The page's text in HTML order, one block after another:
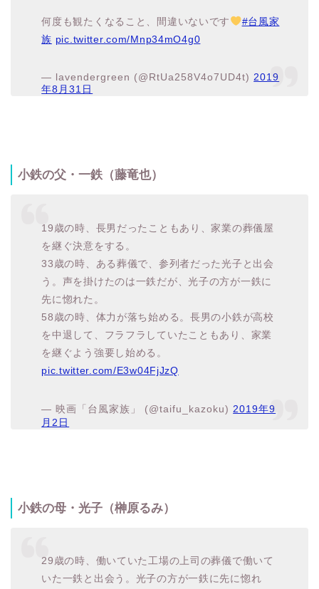
何度も観たくなること、間違いないです
#台風家
族 pic.twitter.com/Mnp34mO4g0
— lavendergreen (@RtUa258V4o7UD4t) 2019
年8月31日
小鉄の父・一鉄（藤竜也）
19歳の時、長男だったこともあり、家業の葬儀屋
を継ぐ決意をする。
33歳の時、ある葬儀で、参列者だった光子と出会
う。声を掛けたのは一鉄だが、光子の方が一鉄に
先に惚れた。
58歳の時、体力が落ち始める。長男の小鉄が高校
を中退して、フラフラしていたこともあり、家業
を継ぐよう強要し始める。
pic.twitter.com/E3w04FjJzQ
— 映画「台風家族」 (@taifu_kazoku) 2019年9
月2日
小鉄の母・光子（榊原るみ）
29歳の時、働いていた工場の上司の葬儀で働いて
いた一鉄と出会う。光子の方が一鉄に先に惚れ